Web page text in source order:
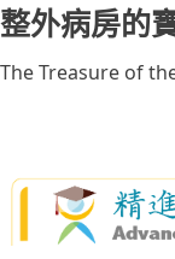
整外病房的
The Treasure of